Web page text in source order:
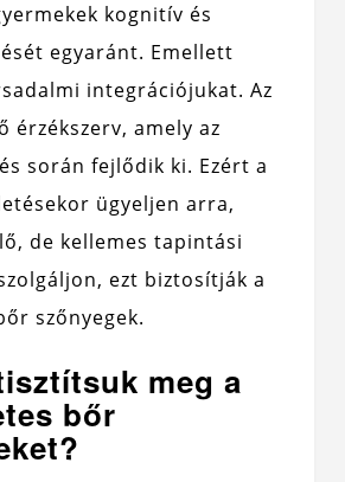
kognitív és
egyaránt. Emellett
integrációjukat. Az
érzékszerv, amely az
során fejlődik ki. Ezért a
ügyeljen arra,
de kellemes tapintási
ezt biztosítják a
szőnyegek.
meg a
bőr